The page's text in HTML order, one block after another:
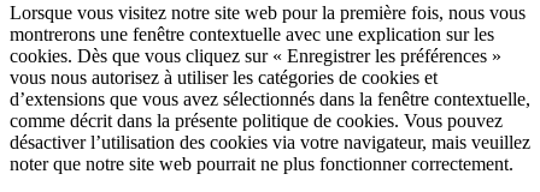
Lorsque vous visitez notre site web pour la première fois, nous vous
montrerons une fenêtre contextuelle avec une explication sur les
cookies. Dès que vous cliquez sur « Enregistrer les préférences »
vous nous autorisez à utiliser les catégories de cookies et
d’extensions que vous avez sélectionnés dans la fenêtre contextuelle,
comme décrit dans la présente politique de cookies. Vous pouvez
désactiver l’utilisation des cookies via votre navigateur, mais veuillez
noter que notre site web pourrait ne plus fonctionner correctement.